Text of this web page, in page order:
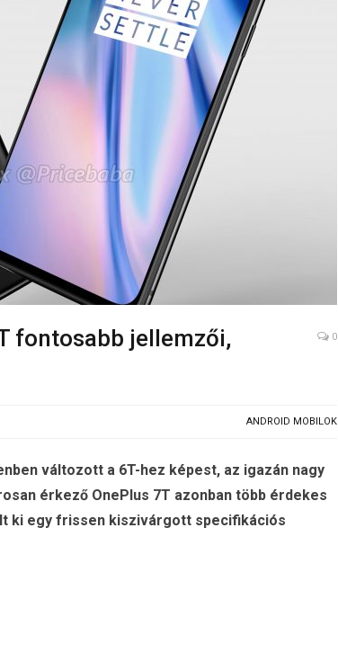
fontosabb jellemzői,
0
ANDROID MOBILOK
változott a 6T-hez képest, az igazán nagy
érkező OnePlus 7T azonban több érdekes
ki egy frissen kiszivárgott specifikációs